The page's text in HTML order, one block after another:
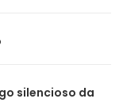
silencioso da